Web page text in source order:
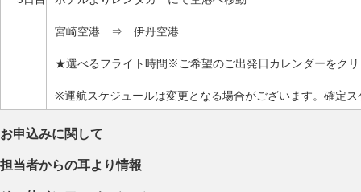
宮崎空港 ⇒ 伊丹空港
★選べるフライト時間※ご希望のご出発日カレンダーをク
※運航スケジュールは変更となる場合がございます。確定
お申込みに関して
担当者からの耳より情報